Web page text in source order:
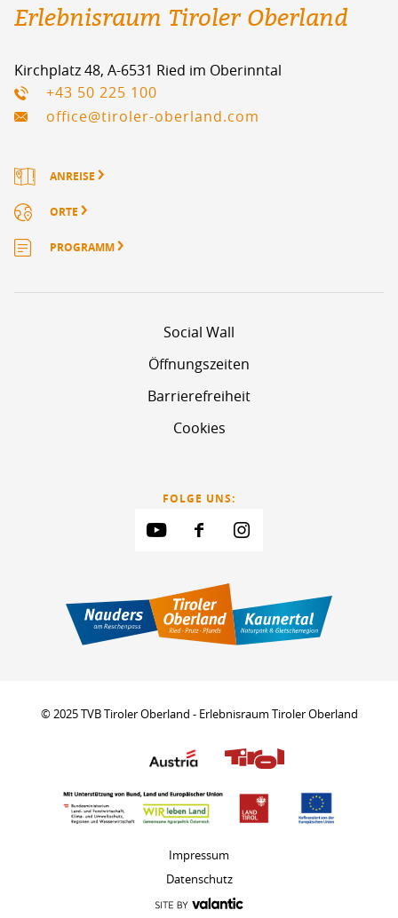
Erlebnisraum Tiroler Oberland
Kirchplatz 48, A-6531 Ried im Oberinntal
+43 50 225 100
office@tiroler-oberland.com
ANREISE
ORTE
PROGRAMM
Social Wall
Öffnungszeiten
Barrierefreiheit
Cookies
FOLGE UNS:
© 2025 TVB Tiroler Oberland - Erlebnisraum Tiroler Oberland
Impressum
Datenschutz